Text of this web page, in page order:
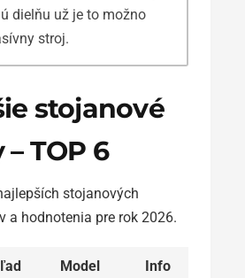
dielňu už je to možno
stroj.
stojanové
TOP 6
stojanových
a hodnotenia pre rok 2026.
Model Info